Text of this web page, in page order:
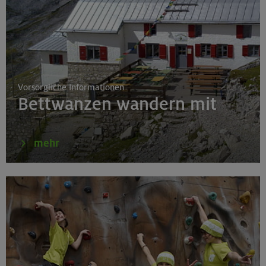
19.08.26
Schnupperkletterkurs indoor
München
19.08.26
Fahrtechnik I - Basic - Kompakt
21.-25.08.26
Hohe Gipfel in der wilden Texelgruppe
Vorsorgliche Informationen
Bettwanzen wandern mit
mehr